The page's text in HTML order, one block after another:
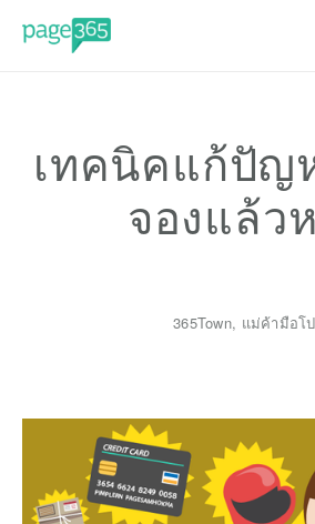
เทคนิคแก้ปัญ
จองแล้ว
365Town, แม่ค้ามือโ